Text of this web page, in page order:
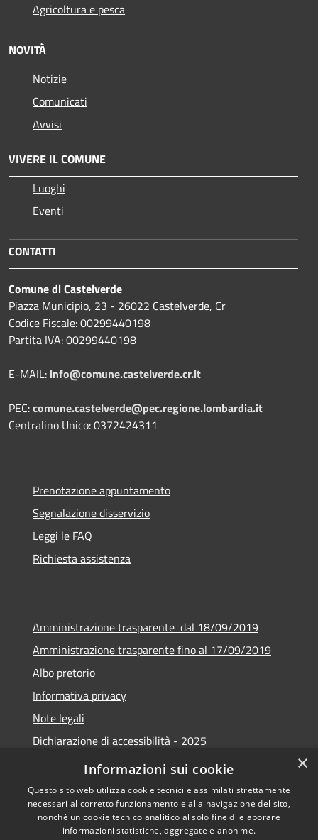
Agricoltura e pesca
NOVITÀ
Notizie
Comunicati
Avvisi
VIVERE IL COMUNE
Luoghi
Eventi
CONTATTI
Comune di Castelverde
Piazza Municipio, 23 - 26022 Castelverde, Cr
Codice Fiscale: 00299440198
Partita IVA: 00299440198
E-MAIL: info@comune.castelverde.cr.it
PEC:comune.castelverde@pec.regione.lombardia.it
Centralino Unico: 0372424311
Prenotazione appuntamento
Segnalazione disservizio
Leggi le FAQ
Richiesta assistenza
Amministrazione trasparente dal 18/09/2019
Amministrazione trasparente fino al 17/09/2019
Albo pretorio
Informativa privacy
Note legali
Dichiarazione di accessibilità - 2025
Obiettivi di accessibilità - 2025
Copyright © 2026 • Comune di
×
Informazioni sui cookie
Questo sito web utilizza cookie tecnici e assimilati strettamente
necessari al corretto funzionamento e alla navigazione del sito,
nonché un cookie tecnico analitico al solo fine di elaborare
informazioni statistiche, aggregate e anonime.